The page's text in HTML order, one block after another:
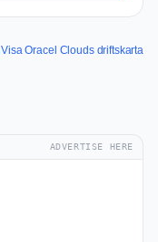
Visa Oracel Clouds driftskarta
ADVERTISE HERE